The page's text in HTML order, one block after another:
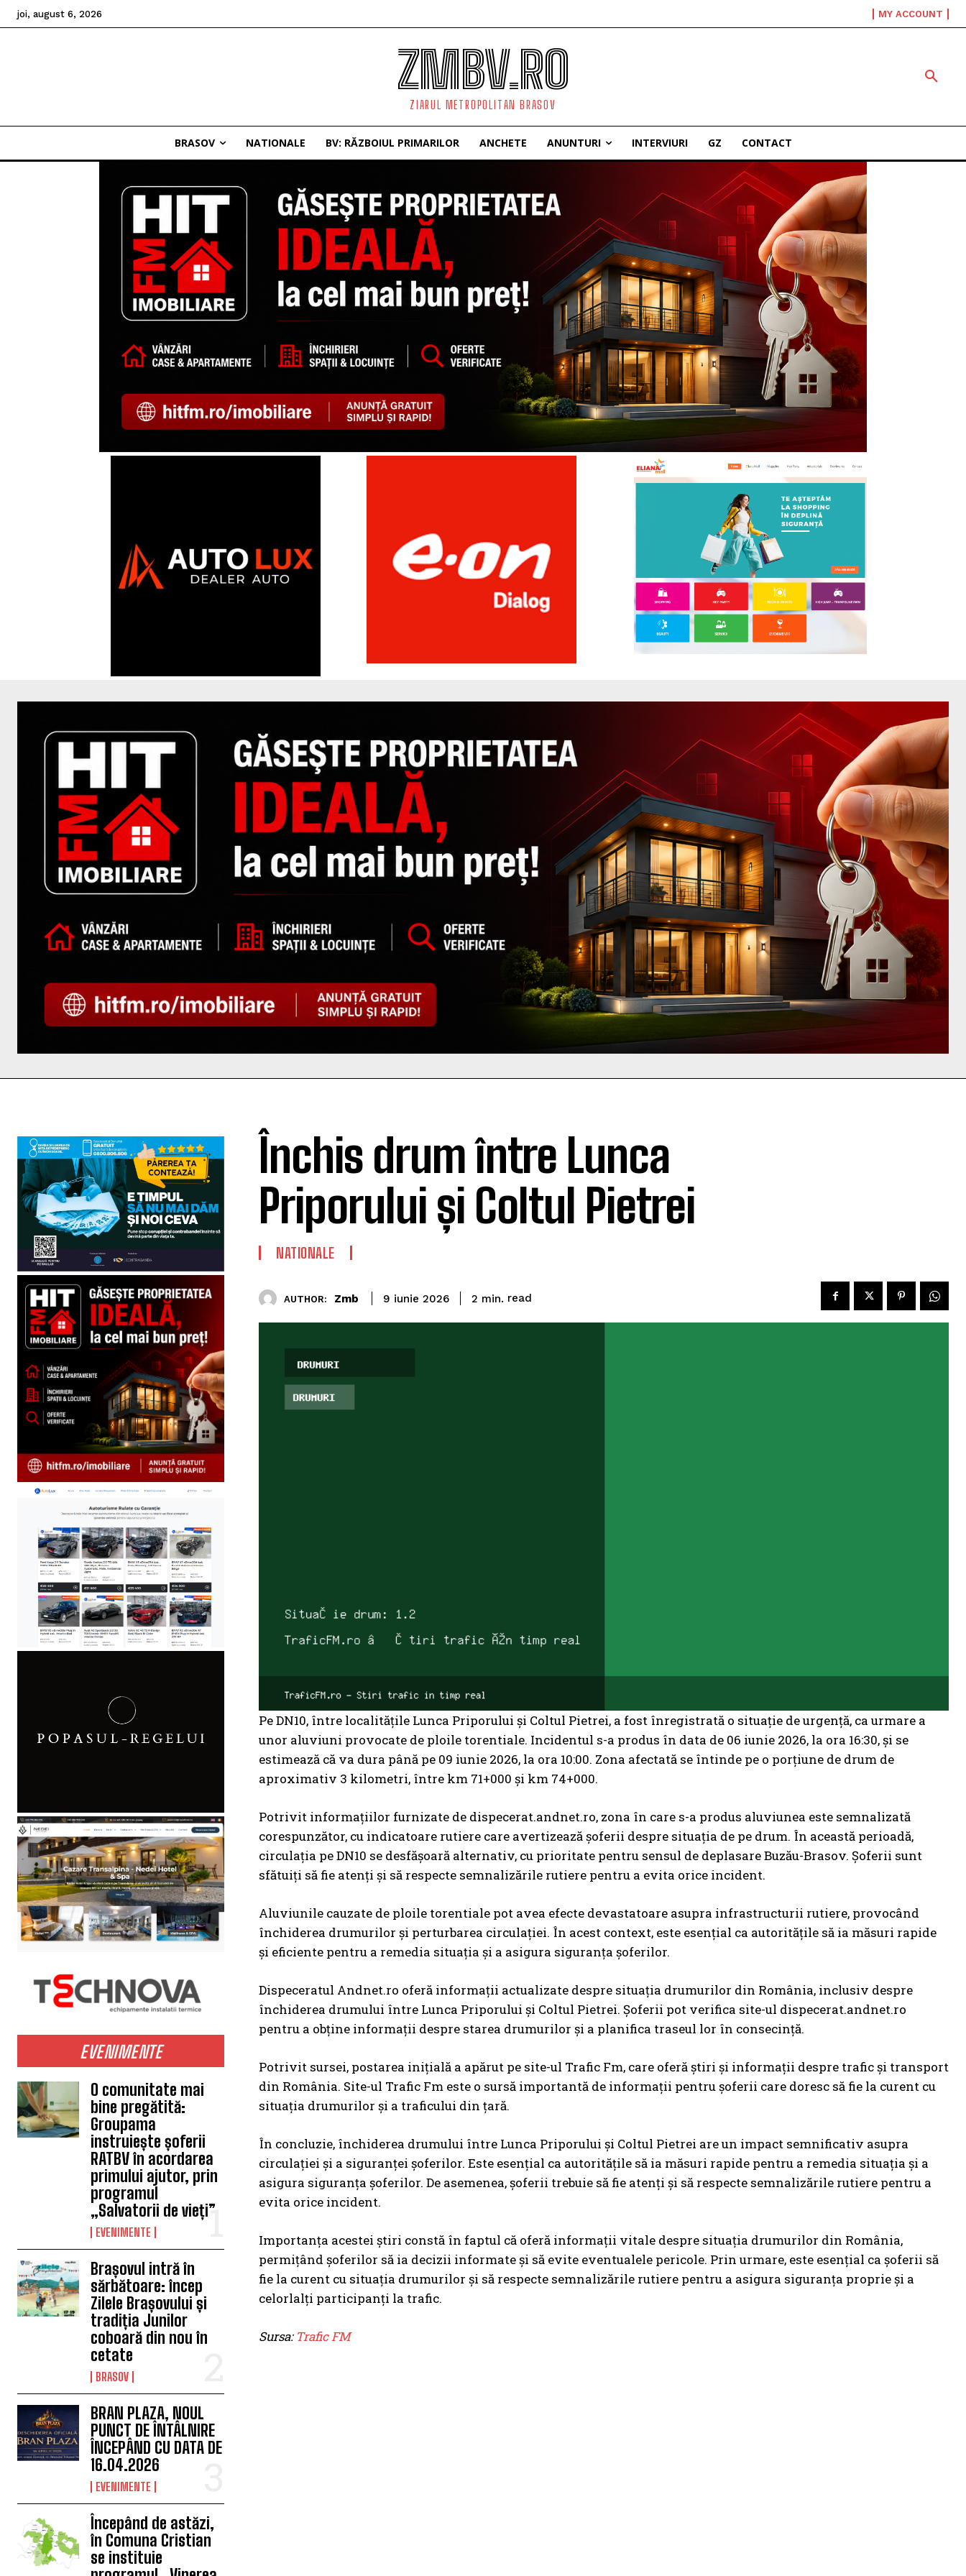
joi, august 6, 2026 MY ACCOUNT
ZMBV.RO
ZIARUL METROPOLITAN BRASOV
BRASOV NATIONALE BV: RĂZBOIUL PRIMARILOR ANCHETE ANUNTURI INTERVIURI GZ CONTACT
EVENIMENTE
O comunitate mai
bine pregătită:
Groupama
instruiește șoferii
RATBV în acordarea
primului ajutor, prin
programul
„Salvatorii de vieți”
EVENIMENTE
Brașovul intră în
sărbătoare: încep
Zilele Brașovului și
tradiția Junilor
coboară din nou în
cetate
BRASOV
BRAN PLAZA, NOUL
PUNCT DE ÎNTÂLNIRE
ÎNCEPÂND CU DATA DE
16.04.2026
EVENIMENTE
Începând de astăzi,
în Comuna Cristian
se instituie
Închis drum între Lunca
Priporului și Coltul Pietrei
NATIONALE
AUTHOR: Zmb 9 iunie 2026 2 min. read
Pe DN10, între localitățile Lunca Priporului și Coltul Pietrei, a fost înregistrată o situație de urgență, ca urmare a
unor aluviuni provocate de ploile torentiale. Incidentul s-a produs în data de 06 iunie 2026, la ora 16:30, și se
estimează că va dura până pe 09 iunie 2026, la ora 10:00. Zona afectată se întinde pe o porțiune de drum de
aproximativ 3 kilometri, între km 71+000 și km 74+000.
Potrivit informațiilor furnizate de dispecerat.andnet.ro, zona în care s-a produs aluviunea este semnalizată
corespunzător, cu indicatoare rutiere care avertizează șoferii despre situația de pe drum. În această perioadă,
circulația pe DN10 se desfășoară alternativ, cu prioritate pentru sensul de deplasare Buzău-Brasov. Șoferii sunt
sfătuiți să fie atenți și să respecte semnalizările rutiere pentru a evita orice incident.
Aluviunile cauzate de ploile torentiale pot avea efecte devastatoare asupra infrastructurii rutiere, provocând
închiderea drumurilor și perturbarea circulației. În acest context, este esențial ca autoritățile să ia măsuri rapide
și eficiente pentru a remedia situația și a asigura siguranța șoferilor.
Dispeceratul Andnet.ro oferă informații actualizate despre situația drumurilor din România, inclusiv despre
închiderea drumului între Lunca Priporului și Coltul Pietrei. Șoferii pot verifica site-ul dispecerat.andnet.ro
pentru a obține informații despre starea drumurilor și a planifica traseul lor în consecință.
Potrivit sursei, postarea inițială a apărut pe site-ul Trafic Fm, care oferă știri și informații despre trafic și transport
din România. Site-ul Trafic Fm este o sursă importantă de informații pentru șoferii care doresc să fie la curent cu
situația drumurilor și a traficului din țară.
În concluzie, închiderea drumului între Lunca Priporului și Coltul Pietrei are un impact semnificativ asupra
circulației și a siguranței șoferilor. Este esențial ca autoritățile să ia măsuri rapide pentru a remedia situația și a
asigura siguranța șoferilor. De asemenea, șoferii trebuie să fie atenți și să respecte semnalizările rutiere pentru a
evita orice incident.
Importanța acestei știri constă în faptul că oferă informații vitale despre situația drumurilor din România,
permițând șoferilor să ia decizii informate și să evite eventualele pericole. Prin urmare, este esențial ca șoferii să
fie la curent cu situația drumurilor și să respecte semnalizările rutiere pentru a asigura siguranța proprie și a
celorlalți participanți la trafic.
Sursa: Trafic FM